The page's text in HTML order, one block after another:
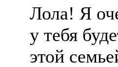
Лола! Я
у тебя
этой